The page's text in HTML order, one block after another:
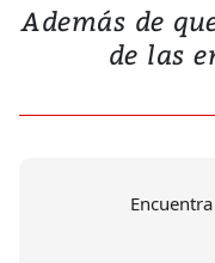
Además de
de las